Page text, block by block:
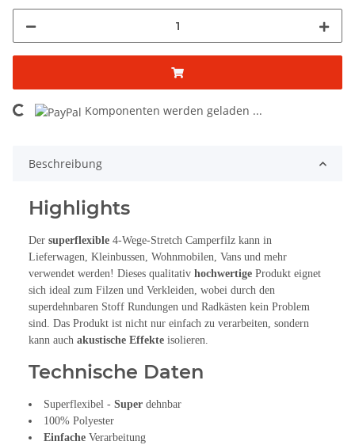
Komponenten werden geladen ...
Beschreibung
Highlights
Der superflexible 4-Wege-Stretch Camperfilz kann in
Lieferwagen, Kleinbussen, Wohnmobilen, Vans und mehr
verwendet werden! Dieses qualitativ hochwertige Produkt eignet
sich ideal zum Filzen und Verkleiden, wobei durch den
superdehnbaren Stoff Rundungen und Radkästen kein Problem
sind. Das Produkt ist nicht nur einfach zu verarbeiten, sondern
kann auch akustische Effekte isolieren.
Technische Daten
Superflexibel - Super dehnbar
100% Polyester
Einfache Verarbeitung